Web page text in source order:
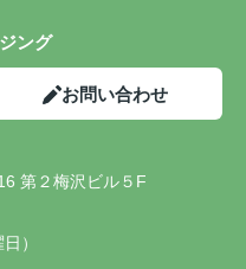
ング
お問い合わせ
第２梅沢ビル５F
）